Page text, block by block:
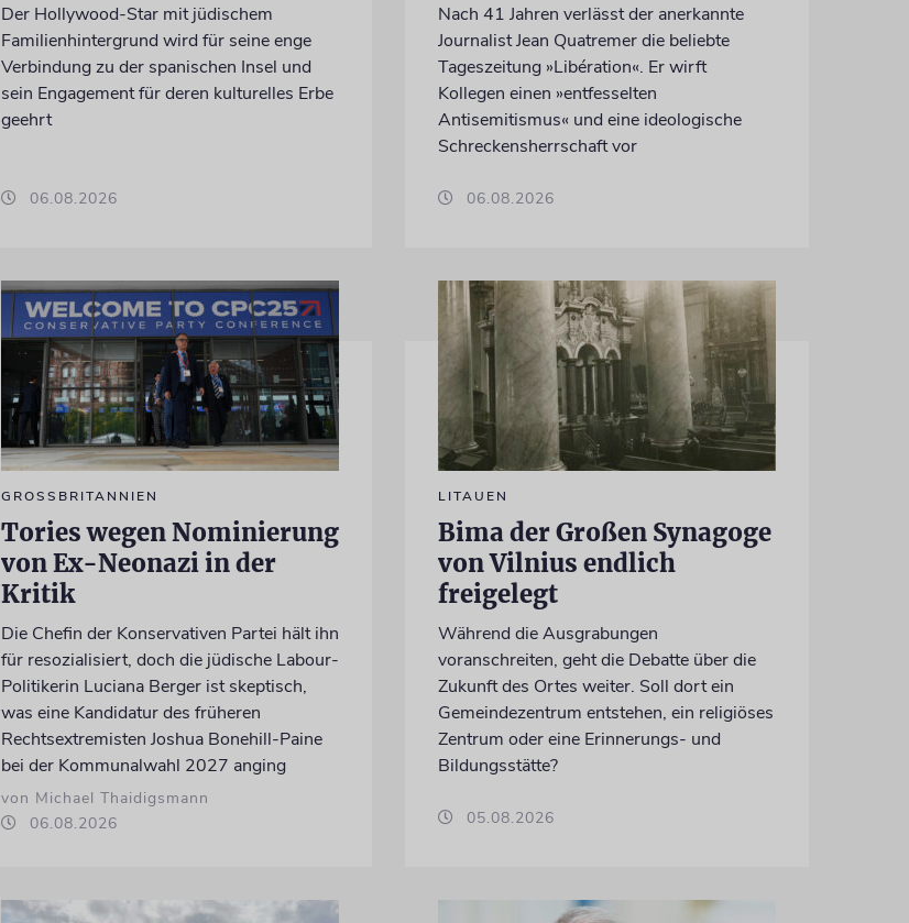
Der Hollywood-Star mit jüdischem
Familienhintergrund wird für seine enge
Verbindung zu der spanischen Insel und
sein Engagement für deren kulturelles Erbe
geehrt
06.08.2026
Nach 41 Jahren verlässt der anerkannte
Journalist Jean Quatremer die beliebte
Tageszeitung »Libération«. Er wirft
Kollegen einen »entfesselten
Antisemitismus« und eine ideologische
Schreckensherrschaft vor
06.08.2026
GROSSBRITANNIEN
Tories wegen Nominierung
von Ex-Neonazi in der
Kritik
Die Chefin der Konservativen Partei hält ihn
für resozialisiert, doch die jüdische Labour-
Politikerin Luciana Berger ist skeptisch,
was eine Kandidatur des früheren
Rechtsextremisten Joshua Bonehill-Paine
bei der Kommunalwahl 2027 anging
von Michael Thaidigsmann
06.08.2026
LITAUEN
Bima der Großen Synagoge
von Vilnius endlich
freigelegt
Während die Ausgrabungen
voranschreiten, geht die Debatte über die
Zukunft des Ortes weiter. Soll dort ein
Gemeindezentrum entstehen, ein religiöses
Zentrum oder eine Erinnerungs- und
Bildungsstätte?
05.08.2026